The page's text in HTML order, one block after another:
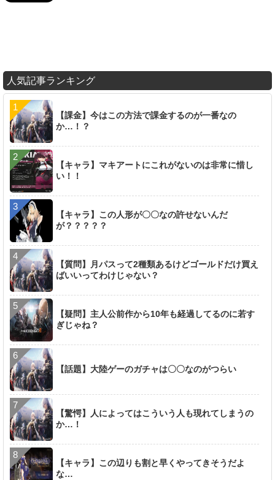
人気記事ランキング
【課金】今はこの方法で課金するのが一番なの
か…！？
【キャラ】マキアートにこれがないのは非常に惜し
い！！
【キャラ】この人形が〇〇なの許せないんだ
が？？？？？
【質問】月パスって2種類あるけどゴールドだけ買え
ばいいってわけじゃない？
【疑問】主人公前作から10年も経過してるのに若す
ぎじゃね？
【話題】大陸ゲーのガチャは〇〇なのがつらい
【驚愕】人によってはこういう人も現れてしまうの
か…！
【キャラ】この辺りも割と早くやってきそうだよ
な…